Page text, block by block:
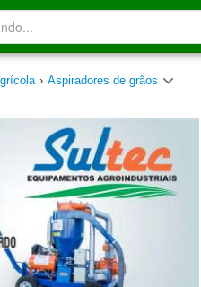
› Aspiradores de grãos